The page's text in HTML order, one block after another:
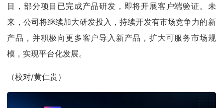
目，部分项目已完成产品研发，即将开展客户端验证。未
来，公司将继续加大研发投入，持续开发有市场竞争力的新
产品，并积极向更多客户导入新产品，扩大可服务市场规
模，实现平台化发展。
（校对/黄仁贵）